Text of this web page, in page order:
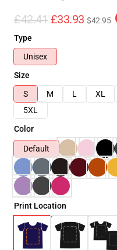
£42.41 £33.93 $42.95
Type
Unisex
Size
S
M L XL
5XL
Color
Default
Print Location